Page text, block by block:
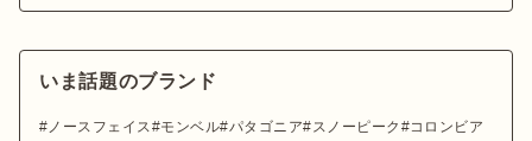
いま話題のブランド
ノースフェイス モンベル パタゴニア スノーピーク
コロンビア